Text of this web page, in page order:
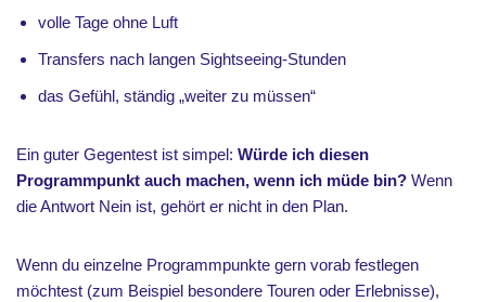
volle Tage ohne Luft
Transfers nach langen Sightseeing-Stunden
das Gefühl, ständig „weiter zu müssen“
Ein guter Gegentest ist simpel: Würde ich diesen
Programmpunkt auch machen, wenn ich müde bin? Wenn
die Antwort Nein ist, gehört er nicht in den Plan.
Wenn du einzelne Programmpunkte gern vorab festlegen
möchtest (zum Beispiel besondere Touren oder Erlebnisse),